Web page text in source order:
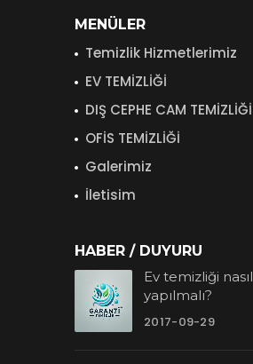
MENÜLER
Temizlik Hizmetlerimiz
EV TEMİZLİĞİ
DIŞ CEPHE CAM TEMİZLİĞİ
OFİS TEMİZLİĞİ
Galerimiz
İletisim
HABER / DUYURU
Ev temizliği nasıl
yapılmalı?
2017-09-29